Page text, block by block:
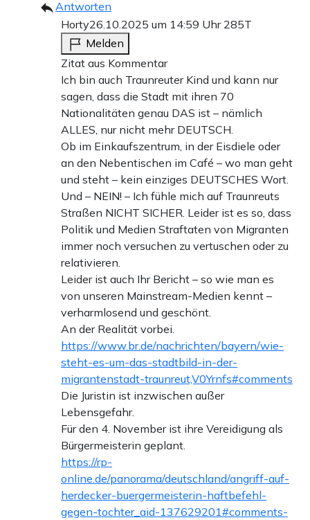
Antworten
Horty26.10.2025 um 14:59 Uhr 285T
Melden
Zitat aus Kommentar
Ich bin auch Traunreuter Kind und kann nur
sagen, dass die Stadt mit ihren 70
Nationalitäten genau DAS ist – nämlich
ALLES, nur nicht mehr DEUTSCH.
Ob im Einkaufszentrum, in der Eisdiele oder
an den Nebentischen im Café – wo man geht
und steht – kein einziges DEUTSCHES Wort.
Und – NEIN! – Ich fühle mich auf Traunreuts
Straßen NICHT SICHER. Leider ist es so, dass
Politik und Medien Straftaten von Migranten
immer noch versuchen zu vertuschen oder zu
relativieren.
Leider ist auch Ihr Bericht – so wie man es
von unseren Mainstream-Medien kennt –
verharmlosend und geschönt.
An der Realität vorbei.
https://www.br.de/nachrichten/bayern/wie-
steht-es-um-das-stadtbild-in-der-
migrantenstadt-traunreut,V0Yrnfs#comments
Die Juristin ist inzwischen außer
Lebensgefahr.
Für den 4. November ist ihre Vereidigung als
Bürgermeisterin geplant.
https://rp-
online.de/panorama/deutschland/angriff-auf-
herdecker-buergermeisterin-haftbefehl-
gegen-tochter_aid-137629201#comments-